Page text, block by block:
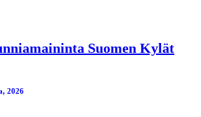
Suomen Kylät
2026